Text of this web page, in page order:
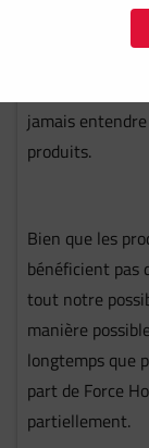
Soumettre
notre
jamais
produits.
Bien que les
bénéficient pas
tout notre
manière
longtemps que
part de Force
partiellement.